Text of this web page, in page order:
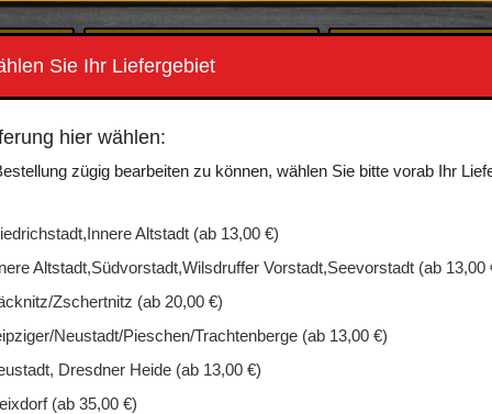
Sie Ihr Liefergebiet
hier wählen:
zügig bearbeiten zu können, wählen Sie bitte vorab Ihr
Altstadt (ab 13,00 €)
Altstadt,Südvorstadt,Wilsdruffer Vorstadt,Seevorstadt (ab 13,00
Zschertnitz (ab 20,00 €)
Neustadt/Pieschen/Trachtenberge (ab 13,00 €)
Dresdner Heide (ab 13,00 €)
(ab 35,00 €)
Neumanns Eis
Knabbergebäck
Süßigkeiten
Erotisches für
Praktisch für